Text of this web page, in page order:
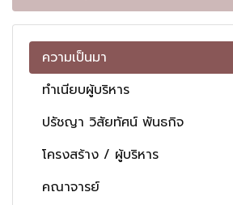
ความเป็นมา
ทำเนียบผู้บริหาร
ปรัชญา วิสัยทัศน์ พันธกิจ
โครงสร้าง / ผู้บริหาร
คณาจารย์